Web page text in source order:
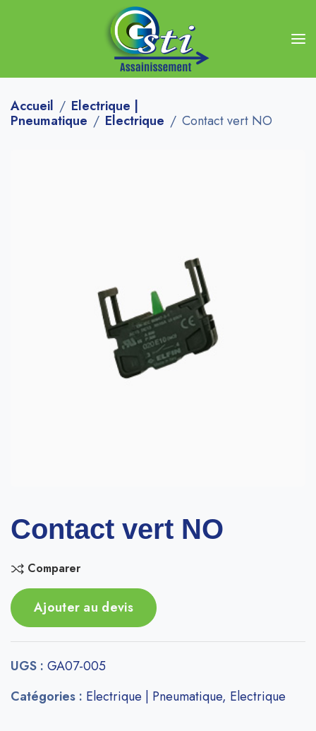
Accueil
Electrique |
Pneumatique
Electrique Contact vert NO
Contact vert NO
Comparer
Ajouter au devis
UGS : GA07-005
Catégories : Electrique | Pneumatique, Electrique